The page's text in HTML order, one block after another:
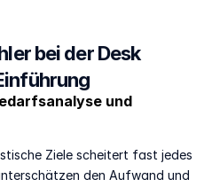
bei der Desk
und
Ziele scheitert fast jedes
den Aufwand und